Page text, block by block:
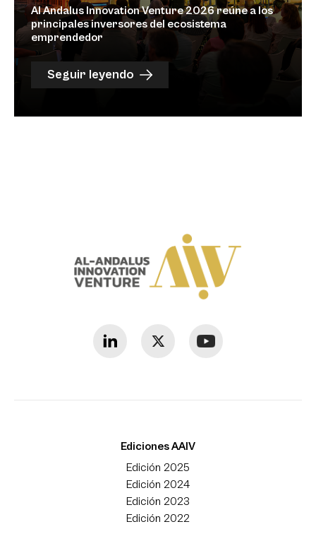
Al Andalus Innovation Venture 2026 reúne a los
principales inversores del ecosistema
emprendedor
Seguir leyendo
Ediciones AAIV
Edición 2025
Edición 2024
Edición 2023
Edición 2022